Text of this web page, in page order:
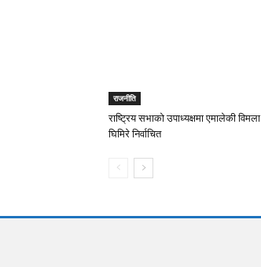
राजनीति
राष्ट्रिय सभाको उपाध्यक्षमा एमालेकी विमला
घिमिरे निर्वाचित